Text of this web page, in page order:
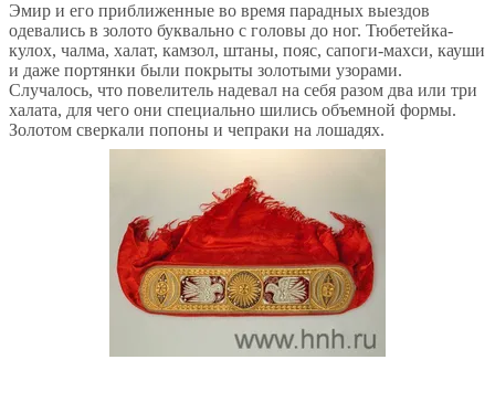
Эмир и его приближенные во время парадных выездов
одевались в золото буквально с головы до ног. Тюбетейка-
кулох, чалма, халат, камзол, штаны, пояс, сапоги-махси, кауши
и даже портянки были покрыты золотыми узорами.
Случалось, что повелитель надевал на себя разом два или три
халата, для чего они специально шились объемной формы.
Золотом сверкали попоны и чепраки на лошадях.